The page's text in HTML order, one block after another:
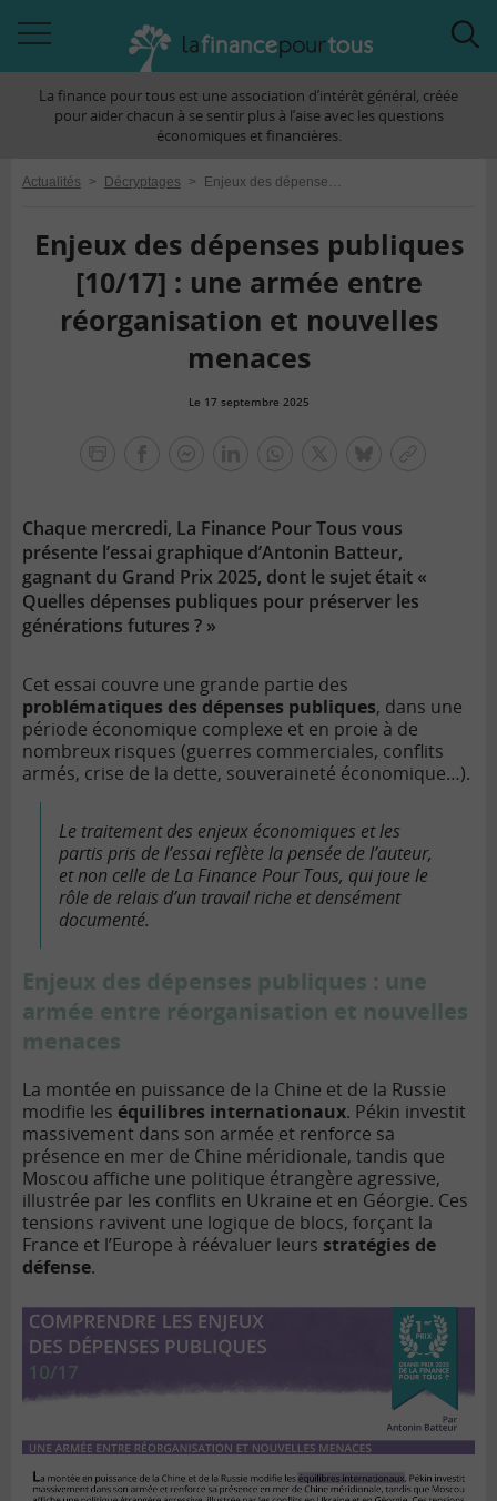
àLa finance pour tous est une association d’intérêt général, créée
pour aider chacun à se sentir plus à l’aise avec les questions
économiques et financières.
Actualités > Décryptages > Enjeux des dépenses publiques [10/17] : une armée entre réorganisation et nouvelles menaces
Enjeux des dépenses publiques
[10/17] : une armée entre
réorganisation et nouvelles
menaces
Le 17 septembre 2025
Chaque mercredi, La Finance Pour Tous vous
présente l’essai graphique d’Antonin Batteur,
gagnant du Grand Prix 2025, dont le sujet était «
Quelles dépenses publiques pour préserver les
générations futures ? »
Cet essai couvre une grande partie des
problématiques des dépenses publiques, dans une
période économique complexe et en proie à de
nombreux risques (guerres commerciales, conflits
armés, crise de la dette, souveraineté économique…).
Le traitement des enjeux économiques et les
partis pris de l’essai reflète la pensée de l’auteur,
et non celle de La Finance Pour Tous, qui joue le
rôle de relais d’un travail riche et densément
documenté.
Enjeux des dépenses publiques : une
armée entre réorganisation et nouvelles
menaces
La montée en puissance de la Chine et de la Russie
modifie les équilibres internationaux. Pékin investit
massivement dans son armée et renforce sa
présence en mer de Chine méridionale, tandis que
Moscou affiche une politique étrangère agressive,
illustrée par les conflits en Ukraine et en Géorgie. Ces
tensions ravivent une logique de blocs, forçant la
France et l’Europe à réévaluer leurs stratégies de
défense.